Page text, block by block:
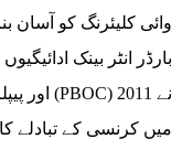
وائی کلیئرنگ کو آسان
بارڈر انٹر بینک